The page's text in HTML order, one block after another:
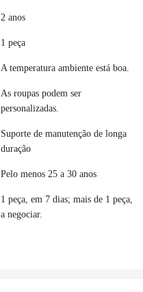
2 anos
1 peça
A temperatura ambiente está boa.
As roupas podem ser
personalizadas.
Suporte de manutenção de longa
duração
Pelo menos 25 a 30 anos
1 peça, em 7 dias; mais de 1 peça,
a negociar.